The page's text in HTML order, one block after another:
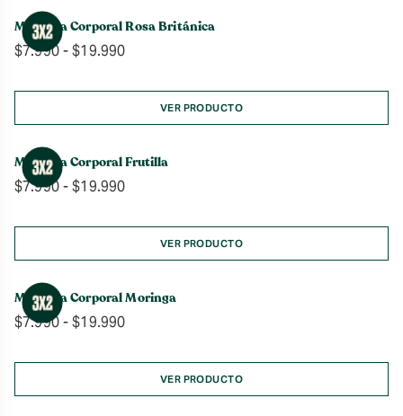
$19.990
Manteca Corporal Rosa Británica
$7.990- $19.990Rango
precios:
desde
$7.990
$19.990
VER PRODUCTO
Manteca Corporal Frutilla
$7.990- $19.990Rango
precios:
desde
$7.990
$19.990
VER PRODUCTO
Manteca Corporal Moringa
$7.990- $19.990Rango
precios:
desde
$7.990
VER PRODUCTO